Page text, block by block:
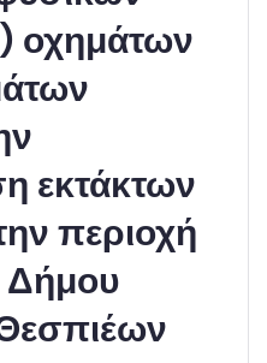
εκτάκτων
περιοχή
Δήμου